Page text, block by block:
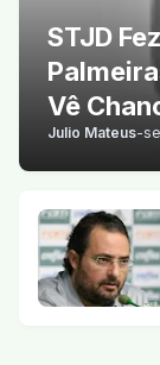
STJD
Vê
Julio Mateus-